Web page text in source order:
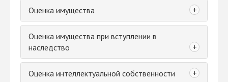
Оценка имущества +
Оценка имущества при вступлении в
наследство
+
Оценка интеллектуальной собственности +